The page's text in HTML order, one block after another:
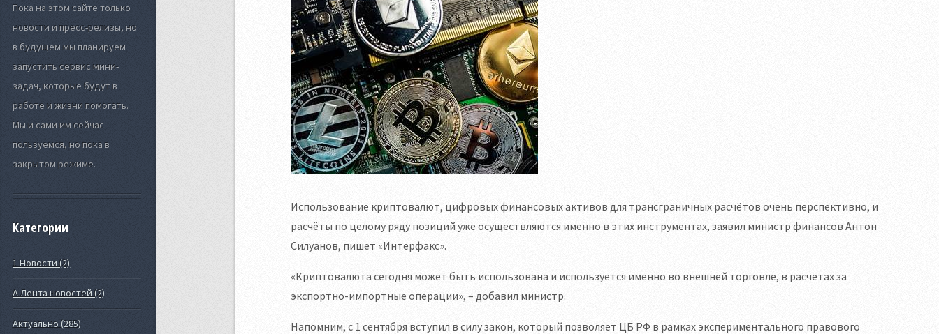
Пока на этом сайте только
новости и пресс-релизы, но
в будущем мы планируем
запустить сервис мини-
задач, которые будут в
работе и жизни помогать.
Мы и сами им сейчас
пользуемся, но пока в
закрытом режиме.
Категории
1 Новости (2)
А Лента новостей (2)
Актуально (285)
Использование криптовалют, цифровых финансовых активов для трансграничных расчётов очень перспективно, и
расчёты по целому ряду позиций уже осуществляются именно в этих инструментах, заявил министр финансов Антон
Силуанов, пишет «Интерфакс».
«Криптовалюта сегодня может быть использована и используется именно во внешней торговле, в расчётах за
экспортно-импортные операции», – добавил министр.
Напомним, с 1 сентября вступил в силу закон, который позволяет ЦБ РФ в рамках экспериментального правового